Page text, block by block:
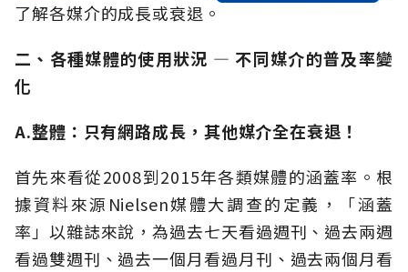
了解各媒介的成長或衰退。
二、各種媒體的使用狀況 — 不同媒介的普及率變
化
A.整體：只有網路成長，其他媒介全在衰退！
首先來看從2008到2015年各類媒體的涵蓋率。根
據資料來源Nielsen媒體大調查的定義，「涵蓋
率」以雜誌來說，為過去七天看過週刊、過去兩週
看過雙週刊、過去一個月看過月刊、過去兩個月看